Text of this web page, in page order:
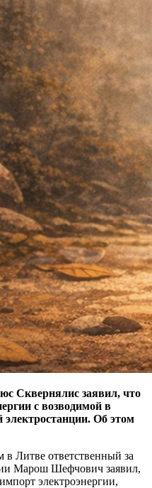
Сквернялис заявил, что
с возводимой в
электростанции. Об этом
Литве ответственный за
Марош Шефчович заявил,
электроэнергии,